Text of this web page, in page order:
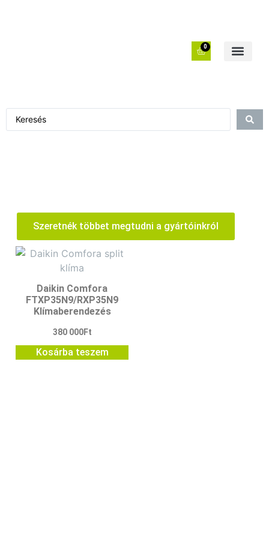
0
Szeretnék többet megtudni a gyártóinkról
Daikin Comfora
FTXP35N9/RXP35N9
Klímaberendezés
380 000Ft
Kosárba teszem